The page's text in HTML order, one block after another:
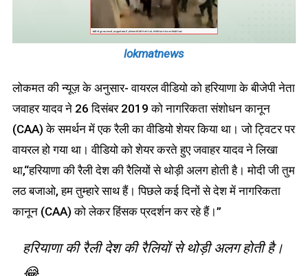
lokmatnews
लोकमत की न्यूज़ के अनुसार- वायरल वीडियो को हरियाणा के बीजेपी नेता
जवाहर यादव ने 26 दिसंबर 2019 को नागरिकता संशोधन कानून
(CAA) के समर्थन में एक रैली का वीडियो शेयर किया था। जो ट्विटर पर
वायरल हो गया था। वीडियो को शेयर करते हुए जवाहर यादव ने लिखा
था,“हरियाणा की रैली देश की रैलियों से थोड़ी अलग होती है। मोदी जी तुम
लठ बजाओ, हम तुम्हारे साथ हैं। पिछले कई दिनों से देश में नागरिकता
कानून (CAA) को लेकर हिंसक प्रदर्शन कर रहे हैं।”
हरियाणा की रैली देश की रैलियों से थोड़ी अलग होती है।
😂